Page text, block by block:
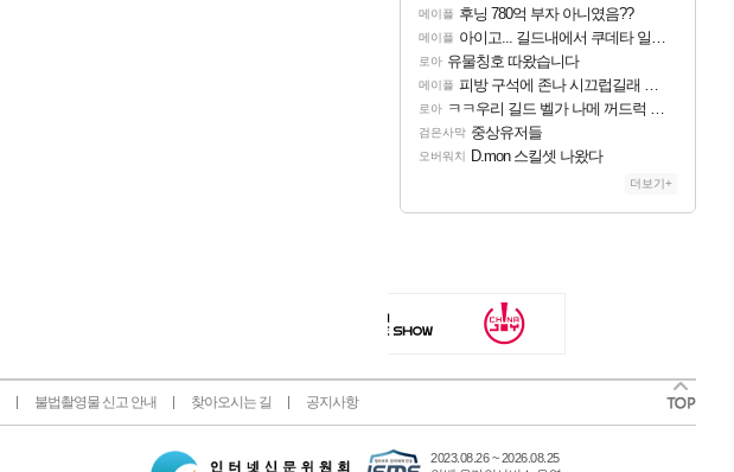
메이플 후닝 780억 부자 아니였음??
메이플 아이고... 길드내에서 쿠데타 일어났네
로아 유물칭호 따왔습니다
메이플 피방 구석에 존나 시끄럽길래 뭔가싶어서 봣는디
로아 ㅋㅋ우리 길드 벨가 나메 꺼드럭 대다가 싸움났다
검은사막 중상유저들
오버워치 D.mon 스킬셋 나왔다
더보기+
불법촬영물 신고 안내 찾아오시는 길 공지사항
2023.08.26 ~ 2026.08.25